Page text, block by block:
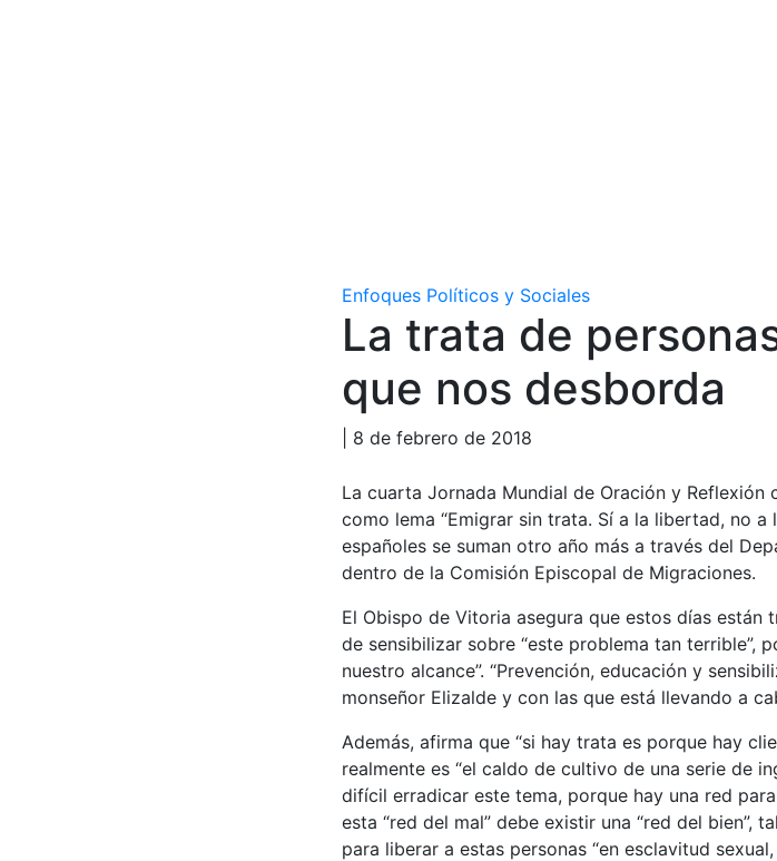
Enfoques Políticos y Sociales
La trata de
que nos desborda
| 8 de febrero de 2018
La cuarta Jornada Mundial de Oración y
como lema “Emigrar sin trata. Sí a la libertad, no a
españoles se suman otro año más a través del
dentro de la Comisión Episcopal de Migraciones.
El Obispo de Vitoria asegura que estos días
de sensibilizar sobre “este problema tan terrible”,
nuestro alcance”. “Prevención, educación y
monseñor Elizalde y con las que está llevando a
Además, afirma que “si hay trata es porque hay
realmente es “el caldo de cultivo de una serie de
difícil erradicar este tema, porque hay una red
esta “red del mal” debe existir una “red del bien”,
para liberar a estas personas “en esclavitud